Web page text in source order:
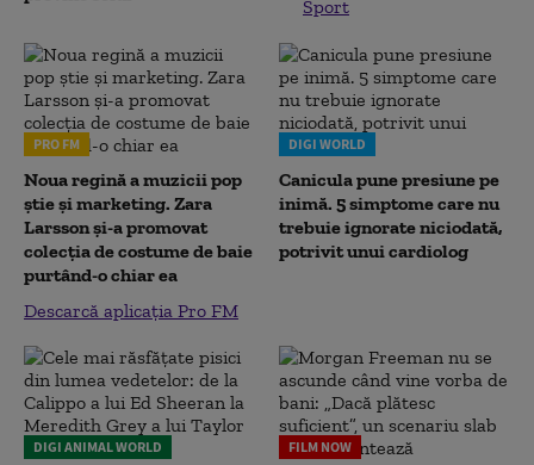
Sport
PRO FM
Noua regină a muzicii pop
știe și marketing. Zara
Larsson și-a promovat
colecția de costume de baie
purtând-o chiar ea
Descarcă aplicația Pro FM
DIGI WORLD
Canicula pune presiune pe
inimă. 5 simptome care nu
trebuie ignorate niciodată,
potrivit unui cardiolog
DIGI ANIMAL WORLD FILM NOW